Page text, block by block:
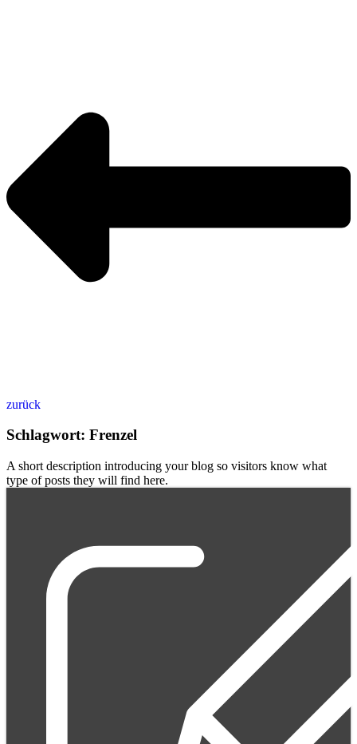
zurück
Schlagwort: Frenzel
A short description introducing your blog so visitors know what
type of posts they will find here.